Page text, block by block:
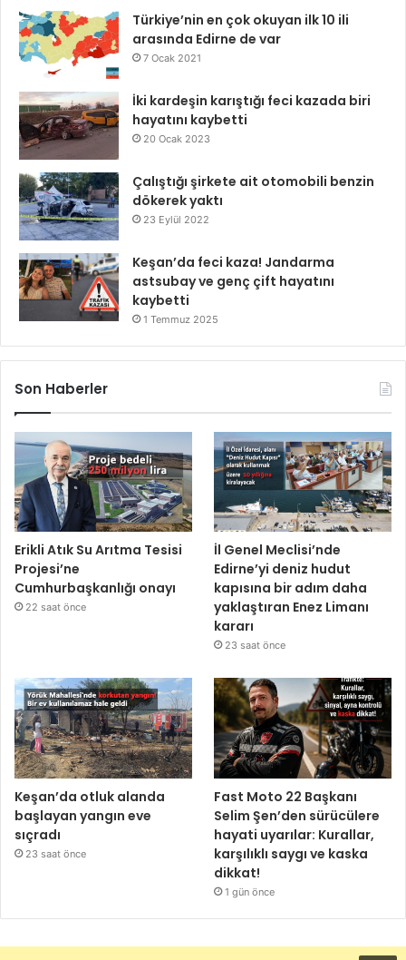
Türkiye’nin en çok okuyan ilk 10 ili
arasında Edirne de var
7 Ocak 2021
İki kardeşin karıştığı feci kazada biri
hayatını kaybetti
20 Ocak 2023
Çalıştığı şirkete ait otomobili benzin
dökerek yaktı
23 Eylül 2022
Keşan’da feci kaza! Jandarma
astsubay ve genç çift hayatını
kaybetti
1 Temmuz 2025
Son Haberler
Erikli Atık Su Arıtma Tesisi
Projesi’ne
Cumhurbaşkanlığı onayı
22 saat önce
İl Genel Meclisi’nde
Edirne’yi deniz hudut
kapısına bir adım daha
yaklaştıran Enez Limanı
kararı
23 saat önce
Keşan’da otluk alanda
başlayan yangın eve
sıçradı
23 saat önce
Fast Moto 22 Başkanı
Selim Şen’den sürücülere
hayati uyarılar: Kurallar,
karşılıklı saygı ve kaska
dikkat!
1 gün önce